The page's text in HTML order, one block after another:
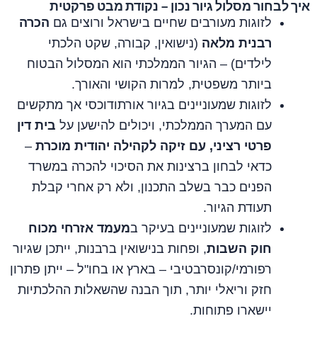
איך לבחור מסלול גיור נכון – נקודת מבט פרקטית
לזוגות מעורבים שחיים בישראל ורוצים גם הכרה
רבנית מלאה (נישואין, קבורה, שקט הלכתי
לילדים) – הגיור הממלכתי הוא המסלול הבטוח
ביותר משפטית, למרות הקושי והאורך.
לזוגות שמעוניינים בגיור אורתודוכסי אך מתקשים
עם המערך הממלכתי, ויכולים להישען על בית דין
פרטי רציני, עם זיקה לקהילה יהודית מוכרת –
כדאי לבחון ברצינות את הסיכוי להכרה במשרד
הפנים כבר בשלב התכנון, ולא רק אחרי קבלת
תעודת הגיור.
לזוגות שמעוניינים בעיקר במעמד אזרחי מכוח
חוק השבות, ופחות בנישואין ברבנות, ייתכן שגיור
רפורמי/קונסרבטיבי – בארץ או בחו"ל – ייתן פתרון
חזק וריאלי יותר, תוך הבנה שהשאלות ההלכתיות
יישארו פתוחות.